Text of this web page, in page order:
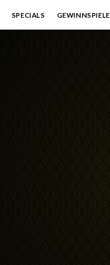
SPECIALS GEWINNSPIELE